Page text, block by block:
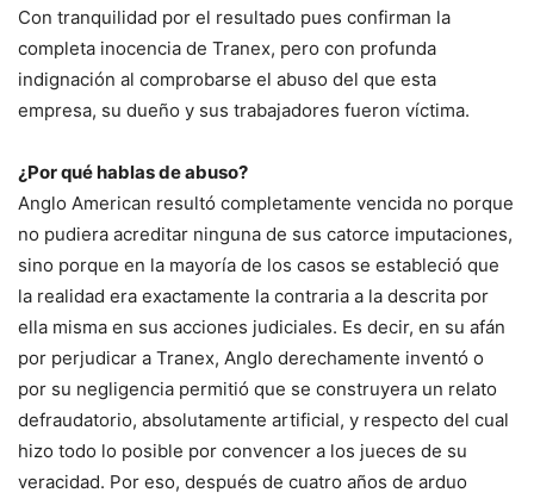
Con tranquilidad por el resultado pues confirman la
completa inocencia de Tranex, pero con profunda
indignación al comprobarse el abuso del que esta
empresa, su dueño y sus trabajadores fueron víctima.
¿Por qué hablas de abuso?
Anglo American resultó completamente vencida no porque
no pudiera acreditar ninguna de sus catorce imputaciones,
sino porque en la mayoría de los casos se estableció que
la realidad era exactamente la contraria a la descrita por
ella misma en sus acciones judiciales. Es decir, en su afán
por perjudicar a Tranex, Anglo derechamente inventó o
por su negligencia permitió que se construyera un relato
defraudatorio, absolutamente artificial, y respecto del cual
hizo todo lo posible por convencer a los jueces de su
veracidad. Por eso, después de cuatro años de arduo